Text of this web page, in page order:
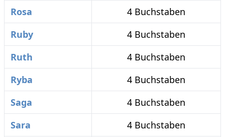
Rosa
4 Buchstaben
Ruby
4 Buchstaben
Ruth
4 Buchstaben
Ryba
4 Buchstaben
Saga
4 Buchstaben
Sara
4 Buchstaben